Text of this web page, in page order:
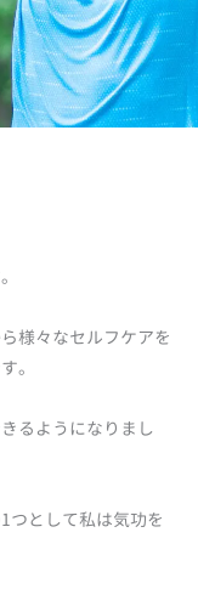
様々なセルフケアを
。
るようになりまし
つとして私は気功を